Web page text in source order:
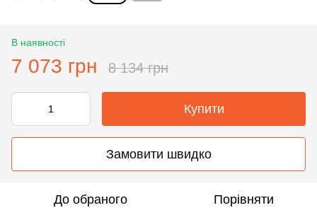
В наявності
7 073 грн 8 134 грн
Купити
Замовити швидко
До обраного Порівняти